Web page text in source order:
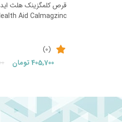
Aid Calmagzinc
(0)
405,700تومان